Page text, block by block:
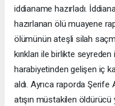
iddianame hazırladı.
hazırlanan ölü muayene
ölümünün ateşli silah
kırıkları ile birlikte
harabiyetinden gelişen iç
aldı. Ayrıca raporda
atışın müstakilen öldürücü